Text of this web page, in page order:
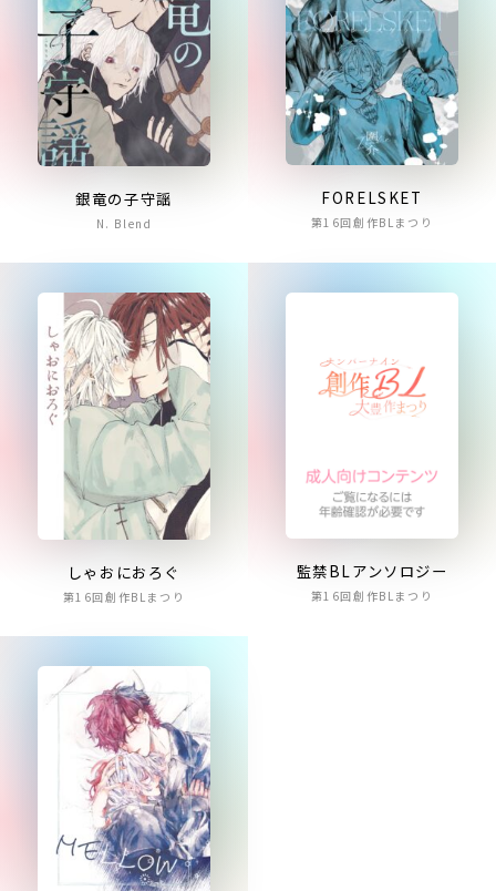
銀竜の子守謡
N. Blend
FORELSKET
第16回創作BLまつり
しゃおにおろぐ
第16回創作BLまつり
監禁BLアンソロジー
第16回創作BLまつり